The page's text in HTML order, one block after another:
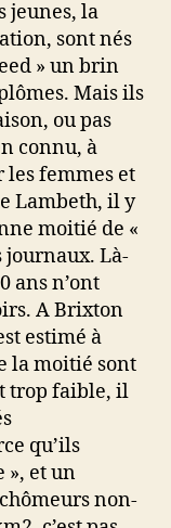
jeunes, la
sont nés
» un brin
Mais ils
ou pas
connu, à
femmes et
Lambeth, il y
moitié de «
journaux. Là-
ans n’ont
A Brixton
estimé à
la moitié sont
trop faible, il
qu’ils
», et un
non-